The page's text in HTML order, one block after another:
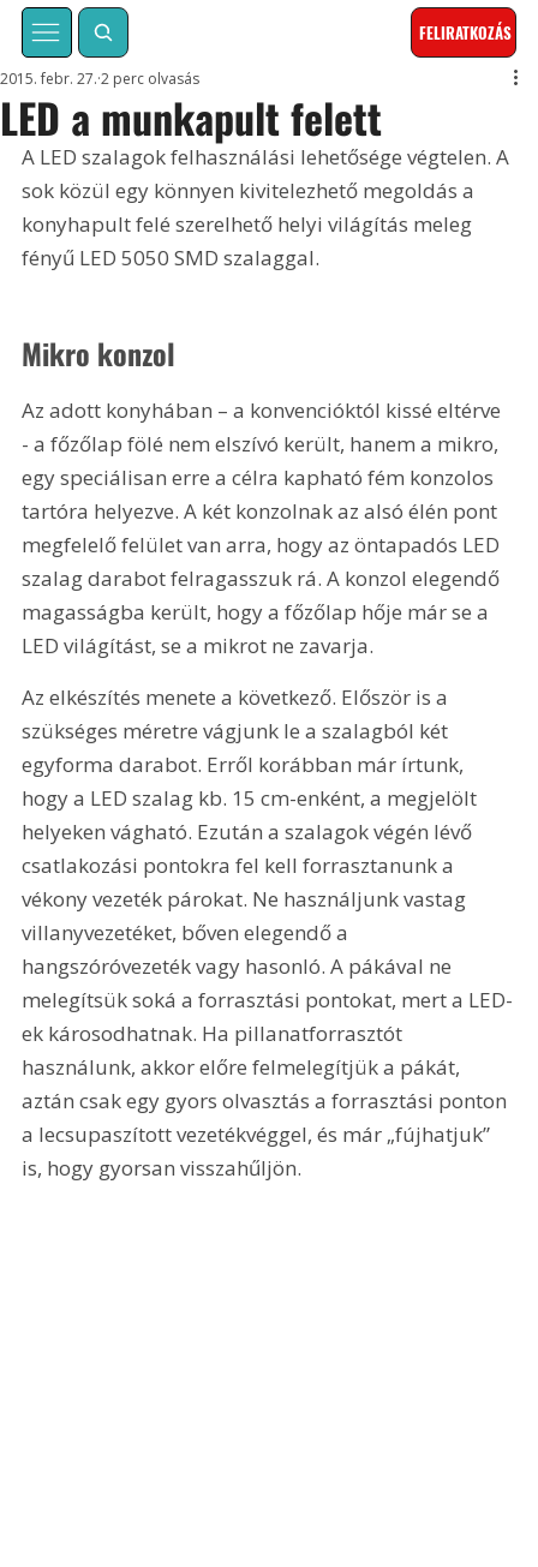
FELIRATKOZÁS
LED a munkapult felett
2015. febr. 27. 2 perc olvasás
A LED szalagok felhasználási lehetősége végtelen. A
sok közül egy könnyen kivitelezhető megoldás a
konyhapult felé szerelhető helyi világítás meleg
fényű LED 5050 SMD szalaggal.
Mikro konzol
Az adott konyhában – a konvencióktól kissé eltérve
- a főzőlap fölé nem elszívó került, hanem a mikro,
egy speciálisan erre a célra kapható fém konzolos
tartóra helyezve. A két konzolnak az alsó élén pont
megfelelő felület van arra, hogy az öntapadós LED
szalag darabot felragasszuk rá. A konzol elegendő
magasságba került, hogy a főzőlap hője már se a
LED világítást, se a mikrot ne zavarja.
Az elkészítés menete a következő. Először is a
szükséges méretre vágjunk le a szalagból két
egyforma darabot. Erről korábban már írtunk,
hogy a LED szalag kb. 15 cm-enként, a megjelölt
helyeken vágható. Ezután a szalagok végén lévő
csatlakozási pontokra fel kell forrasztanunk a
vékony vezeték párokat. Ne használjunk vastag
villanyvezetéket, bőven elegendő a
hangszóróvezeték vagy hasonló. A pákával ne
melegítsük soká a forrasztási pontokat, mert a LED-
ek károsodhatnak. Ha pillanatforrasztót
használunk, akkor előre felmelegítjük a pákát,
aztán csak egy gyors olvasztás a forrasztási ponton
a lecsupaszított vezetékvéggel, és már „fújhatjuk”
is, hogy gyorsan visszahűljön.